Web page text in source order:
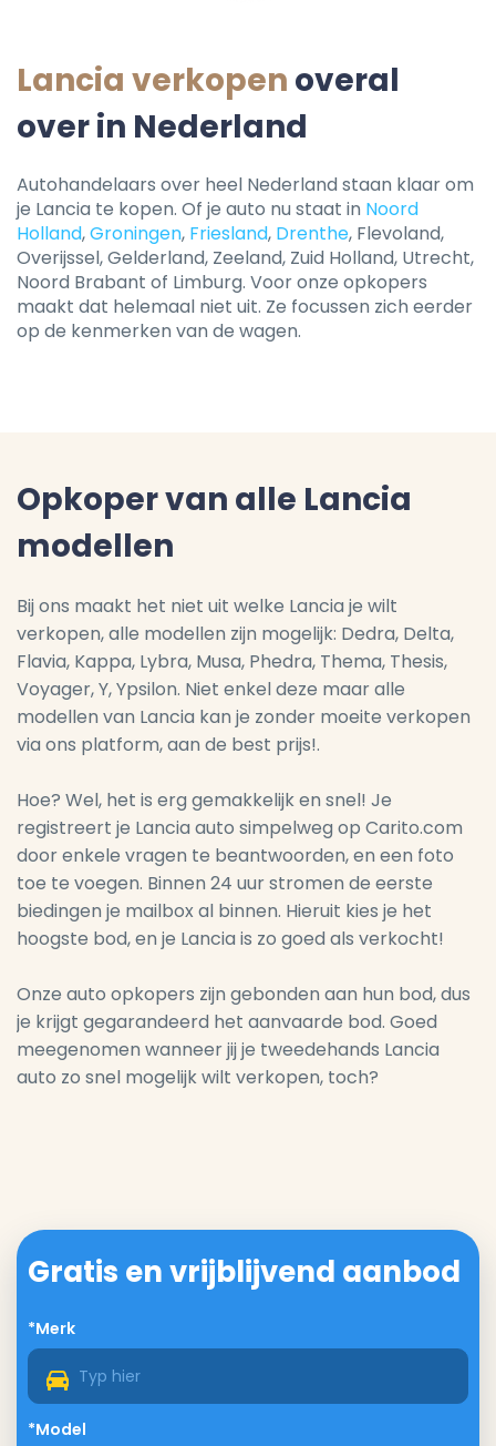
Lancia verkopen overal
over in Nederland
Autohandelaars over heel Nederland staan klaar om
je Lancia te kopen. Of je auto nu staat in Noord
Holland,Groningen, Friesland, Drenthe, Flevoland,
Overijssel, Gelderland, Zeeland, Zuid Holland, Utrecht,
Noord Brabant of Limburg. Voor onze opkopers
maakt dat helemaal niet uit. Ze focussen zich eerder
op de kenmerken van de wagen.
Opkoper van alle Lancia
modellen
Bij ons maakt het niet uit welke Lancia je wilt
verkopen, alle modellen zijn mogelijk: Dedra, Delta,
Flavia, Kappa, Lybra, Musa, Phedra, Thema, Thesis,
Voyager, Y, Ypsilon. Niet enkel deze maar alle
modellen van Lancia kan je zonder moeite verkopen
via ons platform, aan de best prijs!.
Hoe? Wel, het is erg gemakkelijk en snel! Je
registreert je Lancia auto simpelweg op Carito.com
door enkele vragen te beantwoorden, en een foto
toe te voegen. Binnen 24 uur stromen de eerste
biedingen je mailbox al binnen. Hieruit kies je het
hoogste bod, en je Lancia is zo goed als verkocht!
Onze auto opkopers zijn gebonden aan hun bod, dus
je krijgt gegarandeerd het aanvaarde bod. Goed
meegenomen wanneer jij je tweedehands Lancia
auto zo snel mogelijk wilt verkopen, toch?
Gratis en vrijblijvend aanbod
*Merk
*Model